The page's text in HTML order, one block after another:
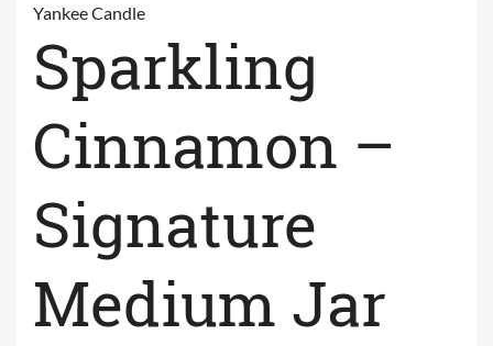
Yankee Candle
Sparkling
Cinnamon –
Signature
Medium Jar